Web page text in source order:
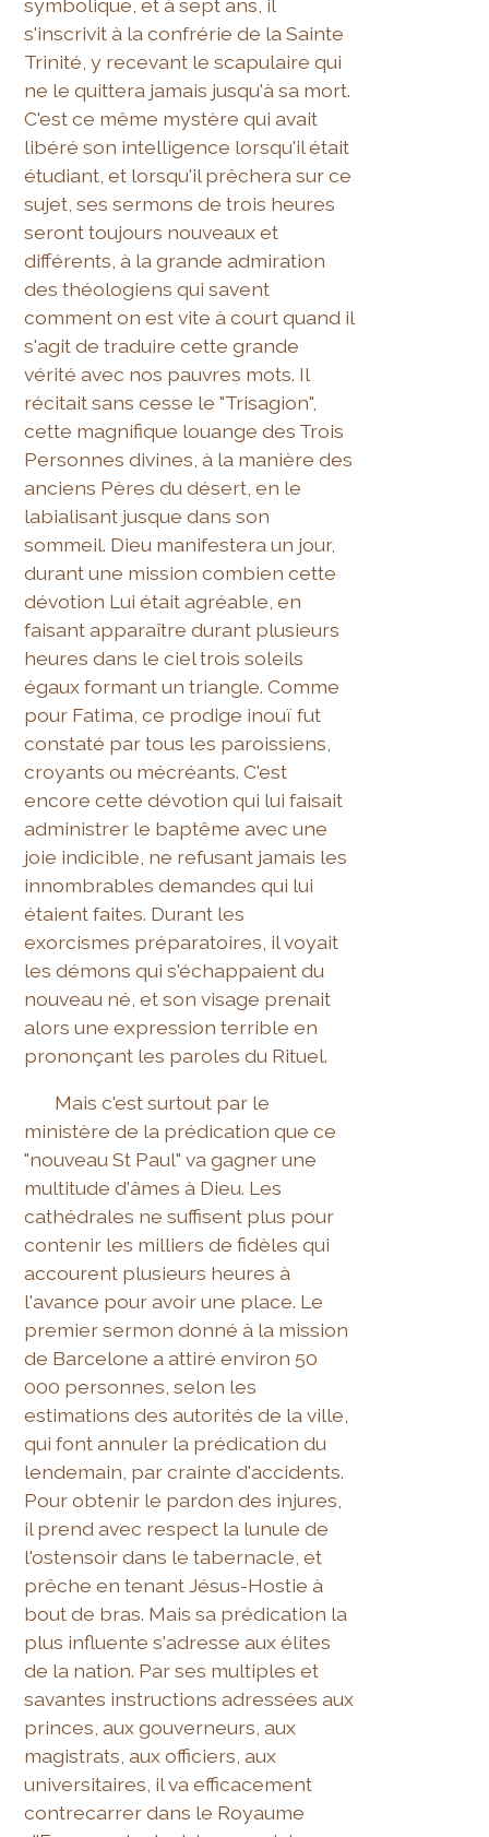
s'inscrivit à la confrérie de la Sainte
Trinité, y recevant le scapulaire qui
ne le quittera jamais jusqu'à sa mort.
C'est ce même mystère qui avait
libéré son intelligence lorsqu'il était
étudiant, et lorsqu'il prêchera sur ce
sujet, ses sermons de trois heures
seront toujours nouveaux et
différents, à la grande admiration
des théologiens qui savent
comment on est vite à court quand il
s'agit de traduire cette grande
vérité avec nos pauvres mots. Il
récitait sans cesse le "Trisagion",
cette magnifique louange des Trois
Personnes divines, à la manière des
anciens Pères du désert, en le
labialisant jusque dans son
sommeil. Dieu manifestera un jour,
durant une mission combien cette
dévotion Lui était agréable, en
faisant apparaître durant plusieurs
heures dans le ciel trois soleils
égaux formant un triangle. Comme
pour Fatima, ce prodige inouï fut
constaté par tous les paroissiens,
croyants ou mécréants. C'est
encore cette dévotion qui lui faisait
administrer le baptême avec une
joie indicible, ne refusant jamais les
innombrables demandes qui lui
étaient faites. Durant les
exorcismes préparatoires, il voyait
les démons qui s'échappaient du
nouveau né, et son visage prenait
alors une expression terrible en
prononçant les paroles du Rituel.
Mais c'est surtout par le
ministère de la prédication que ce
"nouveau St Paul" va gagner une
multitude d'âmes à Dieu. Les
cathédrales ne suffisent plus pour
contenir les milliers de fidèles qui
accourent plusieurs heures à
l'avance pour avoir une place. Le
premier sermon donné à la mission
de Barcelone a attiré environ 50
000 personnes, selon les
estimations des autorités de la ville,
qui font annuler la prédication du
lendemain, par crainte d'accidents.
Pour obtenir le pardon des injures,
il prend avec respect la lunule de
l'ostensoir dans le tabernacle, et
prêche en tenant Jésus-Hostie à
bout de bras. Mais sa prédication la
plus influente s'adresse aux élites
de la nation. Par ses multiples et
savantes instructions adressées aux
princes, aux gouverneurs, aux
magistrats, aux officiers, aux
universitaires, il va efficacement
contrecarrer dans le Royaume